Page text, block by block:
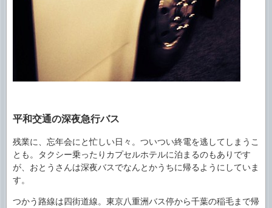
平和交通の深夜急行バス
残業に、忘年会にと忙しい日々。ついつい終電を逃してしまうこ
とも。タクシー乗ったりカプセルホテルに泊まるのもありです
が、おとうさんは深夜バスでなんとかうちに帰るようにしていま
す。
つかう路線は四街道線。東京八重洲バス停から千葉の稲毛まで帰